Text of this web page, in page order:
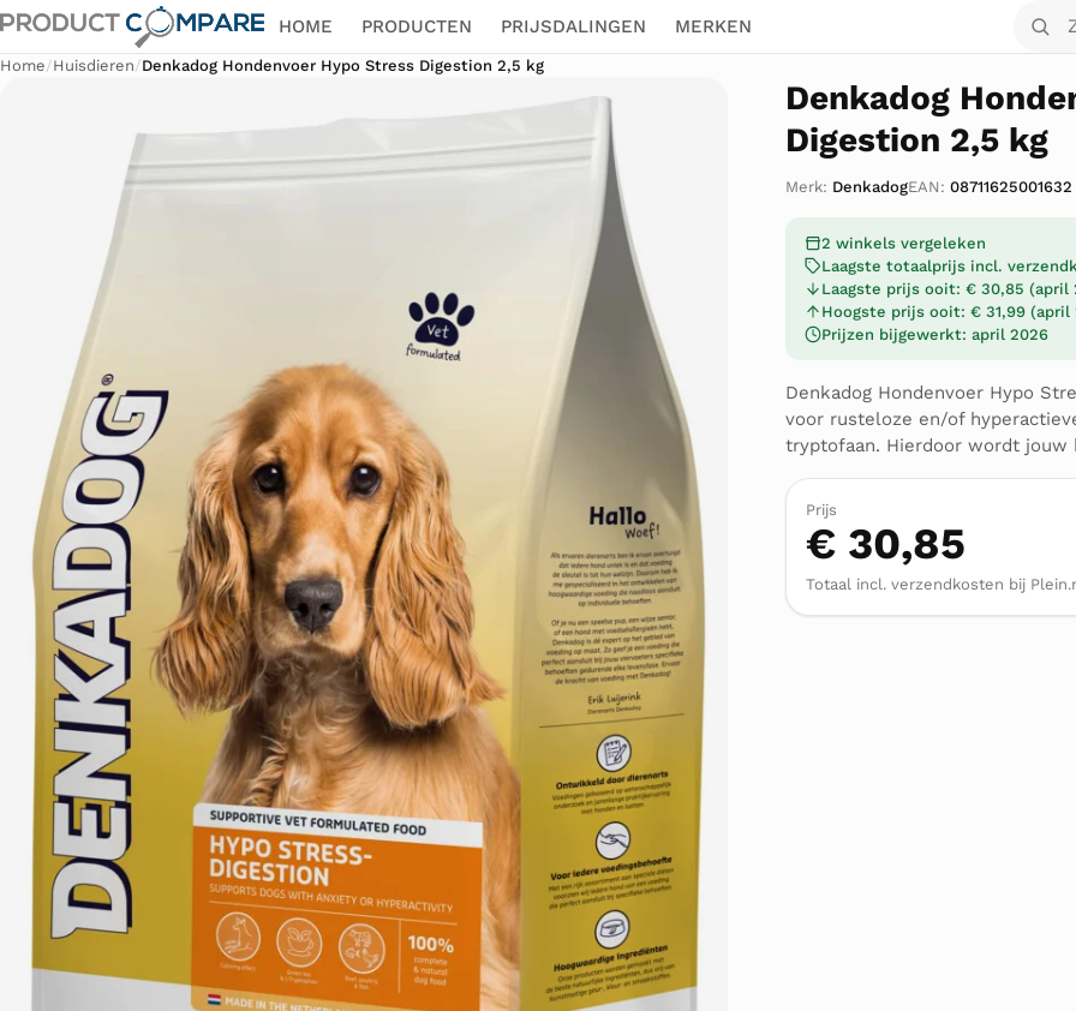
HOME PRODUCTEN PRIJSDALINGEN MERKEN
Zoek
Home/Huisdieren/Denkadog Hondenvoer Hypo Stress Digestion 2,5 kg
Denkadog
Digestion 2,5 kg
Merk: DenkadogEAN: 08711625001632
2 winkels vergeleken
Laagste totaalprijs incl.
Laagste prijs ooit: € 30,85 (april
Hoogste prijs ooit: € 31,99 (april
Prijzen bijgewerkt: april 2026
Denkadog Hondenvoer Hypo
voor rusteloze en/of
tryptofaan. Hierdoor wordt
Prijs
€ 30,85
Totaal incl. verzendkosten bij